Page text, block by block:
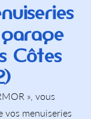
Côtes
», vous
vos menuiseries